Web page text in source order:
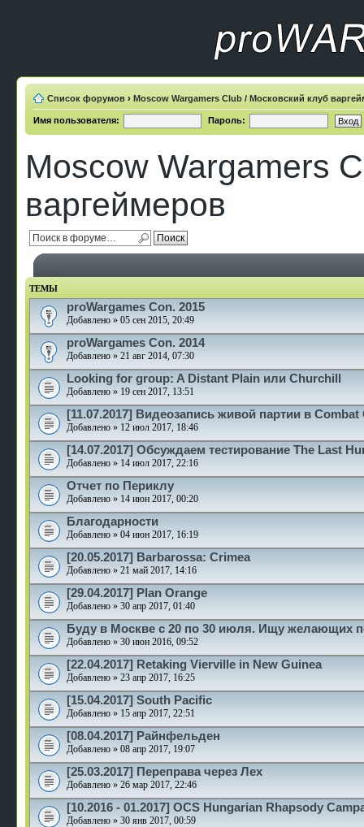
Список форумов › Moscow Wargamers Club / Московский клуб
Имя пользователя: Пароль:
Moscow Wargamers
варгеймеров
ТЕМЫ
proWargames Con. 2015
Добавлено » 05 сен 2015, 20:49
proWargames Con. 2014
Добавлено » 21 авг 2014, 07:30
Looking for group: A Distant Plain или Churchill
Добавлено » 19 сен 2017, 13:51
[11.07.2017] Видеозапись живой партии в Combat
Добавлено » 12 июл 2017, 18:46
[14.07.2017] Обсуждаем тестирование The Last
Добавлено » 14 июл 2017, 22:16
Отчет по Периклу
Добавлено » 14 июн 2017, 00:20
Благодарности
Добавлено » 04 июн 2017, 16:19
[20.05.2017] Barbarossa: Crimea
Добавлено » 21 май 2017, 14:16
[29.04.2017] Plan Orange
Добавлено » 30 апр 2017, 01:40
Буду в Москве с 20 по 30 июля. Ищу желающих
Добавлено » 30 июн 2016, 09:52
[22.04.2017] Retaking Vierville in New Guinea
Добавлено » 23 апр 2017, 16:25
[15.04.2017] South Pacific
Добавлено » 15 апр 2017, 22:51
[08.04.2017] Райнфельден
Добавлено » 08 апр 2017, 19:07
[25.03.2017] Переправа через Лех
Добавлено » 26 мар 2017, 22:46
[10.2016 - 01.2017] OCS Hungarian Rhapsody
Добавлено » 30 янв 2017, 00:59